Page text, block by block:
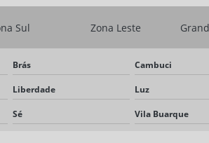
Sul Zona Leste
Brás Cambuci
Liberdade Luz
Sé Vila Buarque